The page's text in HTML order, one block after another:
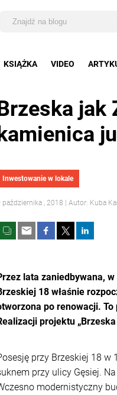
KSIĄŻKA VIDEO
jak
kamienica
Inwestowanie w lokale
października , 2018 | Autor: Kuba
lata zaniedbywana,
18 właśnie
po renowacji.
projektu
przy Brzeskiej 18 w
przy ulicy Gęsiej.
modernistyczny